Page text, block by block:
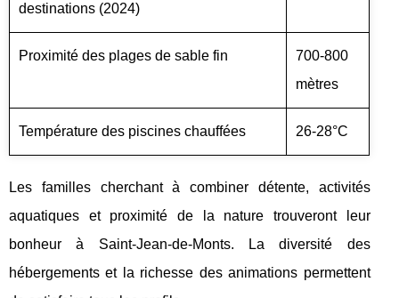
destinations (2024)
Proximité des plages de sable fin
700-800
mètres
Température des piscines chauffées 26-28°C
Les familles cherchant à combiner détente, activités
aquatiques et proximité de la nature trouveront leur
bonheur à Saint-Jean-de-Monts. La diversité des
hébergements et la richesse des animations permettent